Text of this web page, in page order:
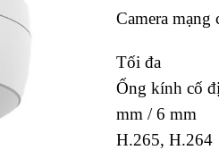
Camera
Tối đa
Ống kính cố
mm / 6 mm
H.265, H.264